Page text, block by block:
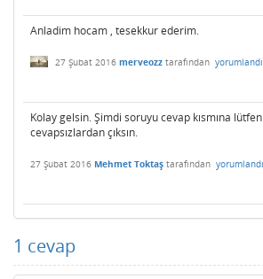
Anladim hocam , tesekkur ederim.
27 Şubat 2016 merveozz tarafından yorumlandı
Kolay gelsin. Şimdi soruyu cevap kısmına
cevapsızlardan çıksın.
27 Şubat 2016 Mehmet Toktaş tarafından yorumlandı
1 cevap